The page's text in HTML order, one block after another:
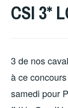
CSI 3*
3 de nos
à ce
samedi pour